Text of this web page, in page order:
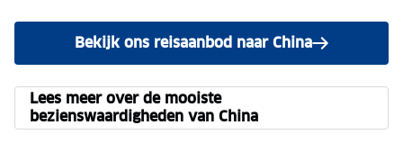
Bekijk ons reisaanbod naar China
Lees meer over de mooiste
bezienswaardigheden van China